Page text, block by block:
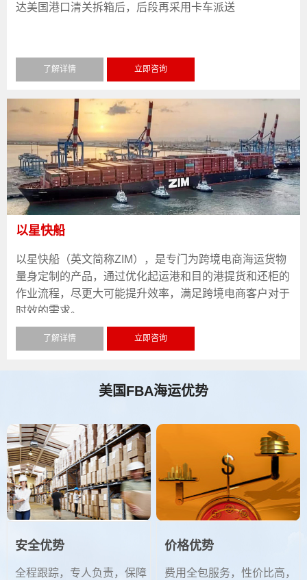
达美国港口清关拆箱后，后段再采用卡车派送
了解详情 立即咨询
以星快船
以星快船（英文简称ZIM），是专门为跨境电商海运货物
量身定制的产品，通过优化起运港和目的港提货和还柜的
作业流程，尽更大可能提升效率，满足跨境电商客户对于
时效的需求。
了解详情 立即咨询
美国FBA海运优势
安全优势
全程跟踪，专人负责，保障
价格优势
费用全包服务，性价比高，